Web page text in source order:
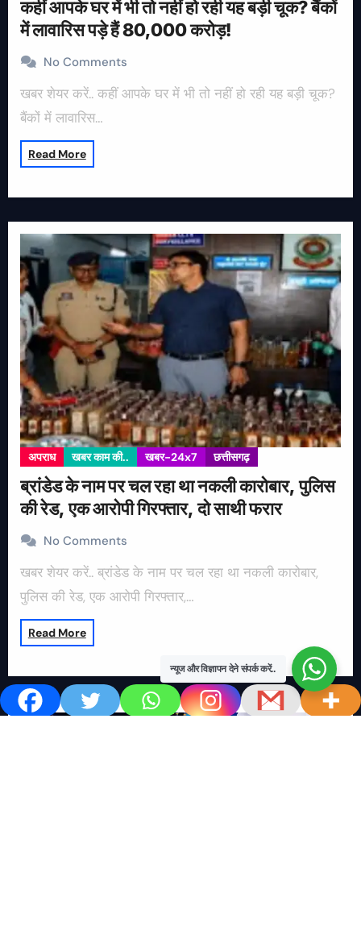
कहीं आपके घर में भी तो नहीं हो रही यह बड़ी चूक? बैंकों
में लावारिस पड़े हैं 80,000 करोड़!
No Comments
खबर शेयर करें.. कहीं आपके घर में भी तो नहीं हो रही यह बड़ी चूक?
बैंकों में लावारिस…
Read More
अपराध खबर काम की.. खबर-24x7 छत्तीसगढ़
ब्रांडेड के नाम पर चल रहा था नकली कारोबार, पुलिस
की रेड, एक आरोपी गिरफ्तार, दो साथी फरार
No Comments
खबर शेयर करें.. ब्रांडेड के नाम पर चल रहा था नकली कारोबार,
पुलिस की रेड, एक आरोपी गिरफ्तार,…
Read More
न्यूज और विज्ञापन देने संपर्क करें..